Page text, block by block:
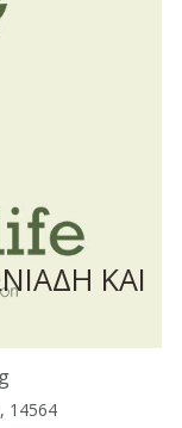
ΚΑΙ
, 14564